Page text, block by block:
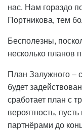
нас. Нам гораздо
Портникова, тем
Бесполезны,
несколько планов
План Залужного –
будет
сработает план с
вероятность,
партнёрами до